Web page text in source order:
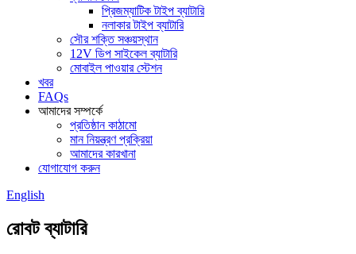
প্রিজম্যাটিক টাইপ ব্যাটারি
নলাকার টাইপ ব্যাটারি
সৌর শক্তি সঞ্চয়স্থান
12V ডিপ সাইকেল ব্যাটারি
মোবাইল পাওয়ার স্টেশন
খবর
FAQs
আমাদের সম্পর্কে
প্রতিষ্ঠান কাঠামো
মান নিয়ন্ত্রণ প্রক্রিয়া
আমাদের কারখানা
যোগাযোগ করুন
English
রোবট ব্যাটারি